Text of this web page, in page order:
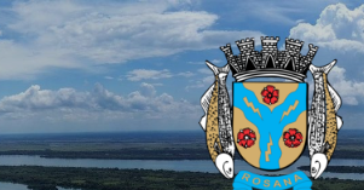
Ir
para
conteúdo
Pular
para
navegação
principal
Pular
para
rodapé